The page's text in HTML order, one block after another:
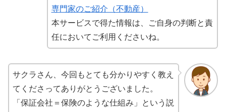
専門家のご紹介（不動産）
本サービスで得た情報は、ご自身の判断と責
任においてご利用くださいね。
サクラさん、今回もとても分かりやすく教え
てくださってありがとうございました。
「保証会社＝保険のような仕組み」という説